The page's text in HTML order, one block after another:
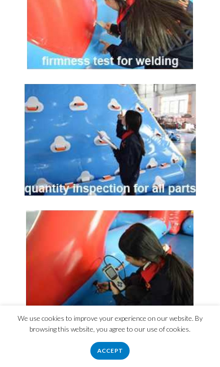
We use cookies to improve your experience on our website. By
browsing this website, you agree to our use of cookies.
ACCEPT